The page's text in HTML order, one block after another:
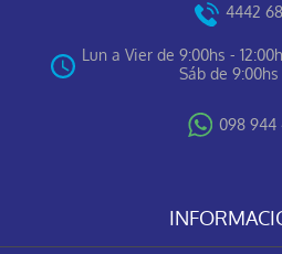
4442
Lun a Vier de 9:00hs -
Sáb de 9:00hs
098 944